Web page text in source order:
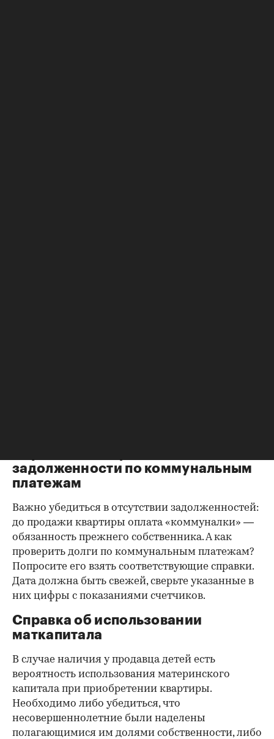
задолженности по коммунальным
платежам
Важно убедиться в отсутствии задолженностей:
до продажи квартиры оплата «коммуналки» —
обязанность прежнего собственника. А как
проверить долги по коммунальным платежам?
Попросите его взять соответствующие справки.
Дата должна быть свежей, сверьте указанные в
них цифры с показаниями счетчиков.
Справка об использовании
маткапитала
В случае наличия у продавца детей есть
вероятность использования материнского
капитала при приобретении квартиры.
Необходимо либо убедиться, что
несовершеннолетние были наделены
полагающимися им долями собственности, либо